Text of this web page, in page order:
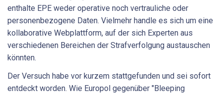
enthalte EPE weder operative noch vertrauliche oder
personenbezogene Daten. Vielmehr handle es sich um eine
kollaborative Webplattform, auf der sich Experten aus
verschiedenen Bereichen der Strafverfolgung austauschen
könnten.
Der Versuch habe vor kurzem stattgefunden und sei sofort
entdeckt worden. Wie Europol gegenüber "Bleeping